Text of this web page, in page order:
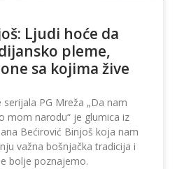
Ljudi hoće da
pleme,
sa kojima žive
PG Mreža „Da nam
mom narodu“ je glumica iz
Bećirović Binjoš koja nam
važna bošnjačka tradicija i
bolje poznajemo.